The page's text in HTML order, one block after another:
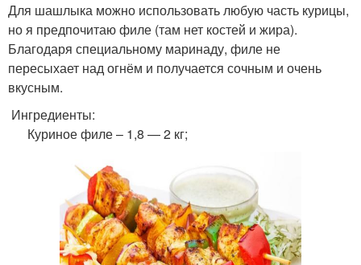
Для шашлыка можно использовать любую часть курицы,
но я предпочитаю филе (там нет костей и жира).
Благодаря специальному маринаду, филе не
пересыхает над огнём и получается сочным и очень
вкусным.
Ингредиенты:
Куриное филе – 1,8 — 2 кг;